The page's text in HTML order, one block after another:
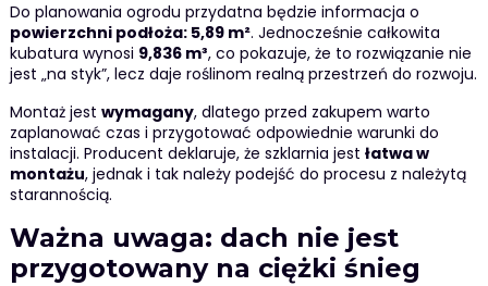
Do planowania ogrodu przydatna będzie informacja o
powierzchni podłoża: 5,89 m². Jednocześnie całkowita
kubatura wynosi 9,836 m³, co pokazuje, że to rozwiązanie nie
jest „na styk”, lecz daje roślinom realną przestrzeń do rozwoju.
Montaż jest wymagany, dlatego przed zakupem warto
zaplanować czas i przygotować odpowiednie warunki do
instalacji. Producent deklaruje, że szklarnia jest łatwa w
montażu, jednak i tak należy podejść do procesu z należytą
starannością.
Ważna uwaga: dach nie jest
przygotowany na ciężki śnieg